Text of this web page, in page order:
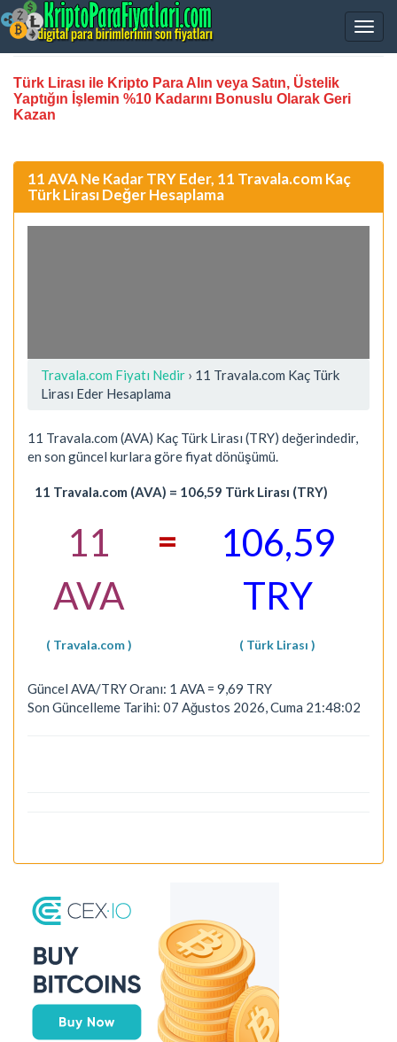
Türk Lirası ile Kripto Para Alın veya Satın, Üstelik
Yaptığın İşlemin %10 Kadarını Bonuslu Olarak Geri
Kazan
11 AVA Ne Kadar TRY Eder, 11 Travala.com Kaç
Türk Lirası Değer Hesaplama
Travala.com Fiyatı Nedir › 11 Travala.com Kaç Türk
Lirası Eder Hesaplama
11 Travala.com (AVA) Kaç Türk Lirası (TRY) değerindedir,
en son güncel kurlara göre fiyat dönüşümü.
11 Travala.com (AVA) = 106,59 Türk Lirası (TRY)
11
AVA
=
106,59
TRY
( Travala.com ) ( Türk Lirası )
Güncel AVA/TRY Oranı: 1 AVA = 9,69 TRY
Son Güncelleme Tarihi: 07 Ağustos 2026, Cuma 21:48:02